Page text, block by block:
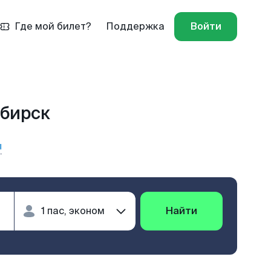
Где мой билет? Поддержка Войти
Найти